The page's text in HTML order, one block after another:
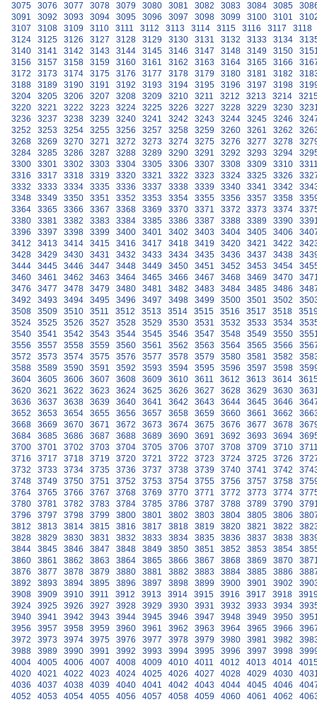
3075
3076 3077 3078 3079 3080 3081 3082 3083 3084 3085
3091
3092 3093 3094 3095 3096 3097 3098 3099 3100 3101
3107
3108 3109 3110 3111 3112 3113 3114 3115 3116 3117
3118
3124
3125 3126 3127 3128 3129 3130 3131 3132 3133 3134
3140
3141 3142 3143 3144 3145 3146 3147 3148 3149 3150
3156
3157 3158 3159 3160 3161 3162 3163 3164 3165 3166
3172
3173 3174 3175 3176 3177 3178 3179 3180 3181 3182
3188
3189 3190 3191 3192 3193 3194 3195 3196 3197 3198
3204
3205 3206 3207 3208 3209 3210 3211 3212 3213 3214
3220
3221 3222 3223 3224 3225 3226 3227 3228 3229 3230
3236
3237 3238 3239 3240 3241 3242 3243 3244 3245 3246
3252
3253 3254 3255 3256 3257 3258 3259 3260 3261 3262
3268
3269 3270 3271 3272 3273 3274 3275 3276 3277 3278
3284
3285 3286 3287 3288 3289 3290 3291 3292 3293 3294
3300
3301 3302 3303 3304 3305 3306 3307 3308 3309 3310
3316
3317 3318 3319 3320 3321 3322 3323 3324 3325 3326
3332
3333 3334 3335 3336 3337 3338 3339 3340 3341 3342
3348
3349 3350 3351 3352 3353 3354 3355 3356 3357 3358
3364
3365 3366 3367 3368 3369 3370 3371 3372 3373 3374
3380
3381 3382 3383 3384 3385 3386 3387 3388 3389 3390
3396
3397 3398 3399 3400 3401 3402 3403 3404 3405 3406
3412
3413 3414 3415 3416 3417 3418 3419 3420 3421 3422
3428
3429 3430 3431 3432 3433 3434 3435 3436 3437 3438
3444
3445 3446 3447 3448 3449 3450 3451 3452 3453 3454
3460
3461 3462 3463 3464 3465 3466 3467 3468 3469 3470
3476
3477 3478 3479 3480 3481 3482 3483 3484 3485 3486
3492
3493 3494 3495 3496 3497 3498 3499 3500 3501 3502
3508
3509 3510 3511 3512 3513 3514 3515 3516 3517 3518
3524
3525 3526 3527 3528 3529 3530 3531 3532 3533 3534
3540
3541 3542 3543 3544 3545 3546 3547 3548 3549 3550
3556
3557 3558 3559 3560 3561 3562 3563 3564 3565 3566
3572
3573 3574 3575 3576 3577 3578 3579 3580 3581 3582
3588
3589 3590 3591 3592 3593 3594 3595 3596 3597 3598
3604
3605 3606 3607 3608 3609 3610 3611 3612 3613 3614
3620
3621 3622 3623 3624 3625 3626 3627 3628 3629 3630
3636
3637 3638 3639 3640 3641 3642 3643 3644 3645 3646
3652
3653 3654 3655 3656 3657 3658 3659 3660 3661 3662
3668
3669 3670 3671 3672 3673 3674 3675 3676 3677 3678
3684
3685 3686 3687 3688 3689 3690 3691 3692 3693 3694
3700
3701 3702 3703 3704 3705 3706 3707 3708 3709 3710
3716
3717 3718 3719 3720 3721 3722 3723 3724 3725 3726
3732
3733 3734 3735 3736 3737 3738 3739 3740 3741 3742
3748
3749 3750 3751 3752 3753 3754 3755 3756 3757 3758
3764
3765 3766 3767 3768 3769 3770 3771 3772 3773 3774
3780
3781 3782 3783 3784 3785 3786 3787 3788 3789 3790
3796
3797 3798 3799 3800 3801 3802 3803 3804 3805 3806
3812
3813 3814 3815 3816 3817 3818 3819 3820 3821 3822
3828
3829 3830 3831 3832 3833 3834 3835 3836 3837 3838
3844
3845 3846 3847 3848 3849 3850 3851 3852 3853 3854
3860
3861 3862 3863 3864 3865 3866 3867 3868 3869 3870
3876
3877 3878 3879 3880 3881 3882 3883 3884 3885 3886
3892
3893 3894 3895 3896 3897 3898 3899 3900 3901 3902
3908
3909 3910 3911 3912 3913 3914 3915 3916 3917 3918
3924
3925 3926 3927 3928 3929 3930 3931 3932 3933 3934
3940
3941 3942 3943 3944 3945 3946 3947 3948 3949 3950
3956
3957 3958 3959 3960 3961 3962 3963 3964 3965 3966
3972
3973 3974 3975 3976 3977 3978 3979 3980 3981 3982
3988
3989 3990 3991 3992 3993 3994 3995 3996 3997 3998
4004
4005 4006 4007 4008 4009 4010 4011 4012 4013 4014
4020
4021 4022 4023 4024 4025 4026 4027 4028 4029 4030
4036
4037 4038 4039 4040 4041 4042 4043 4044 4045 4046
4052
4053 4054 4055 4056 4057 4058 4059 4060 4061 4062